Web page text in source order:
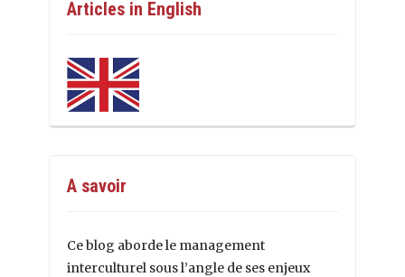
Articles in English
A savoir
Ce blog aborde le management
interculturel sous l’angle de ses enjeux